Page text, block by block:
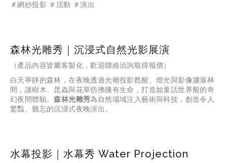
＃網紗投影 ＃活動 ＃演出
森林光雕秀｜沉浸式自然光影展演
（產品內容皆屬客製化，歡迎聯絡洽詢取得報價）
白天寧靜的森林，在夜晚透過光雕投影甦醒。燈光與影像灑落林
間，讓樹木、昆蟲與花草彷彿擁有生命，打造如童話世界般的奇
幻夜間體驗。森林光雕秀為自然場域注入藝術與科技，創造令人
驚豔、難忘的沉浸式夜晚演出。
水幕投影｜水幕秀 Water Projection